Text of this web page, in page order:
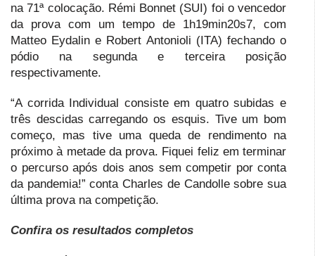
na 71ª colocação. Rémi Bonnet (SUI) foi o vencedor
da prova com um tempo de 1h19min20s7, com
Matteo Eydalin e Robert Antonioli (ITA) fechando o
pódio na segunda e terceira posição
respectivamente.
“A corrida Individual consiste em quatro subidas e
três descidas carregando os esquis. Tive um bom
começo, mas tive uma queda de rendimento na
próximo à metade da prova. Fiquei feliz em terminar
o percurso após dois anos sem competir por conta
da pandemia!” conta Charles de Candolle sobre sua
última prova na competição.
Confira os resultados completos